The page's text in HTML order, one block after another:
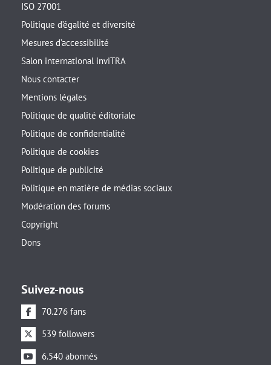
ISO 27001
Politique d’égalité et diversité
Mesures d’accessibilité
Salon international inviTRA
Nous contacter
Mentions légales
Politique de qualité éditoriale
Politique de confidentialité
Politique de cookies
Politique de publicité
Politique en matière de médias sociaux
Modération des forums
Copyright
Dons
Suivez-nous
70.276 fans
539 followers
6.540 abonnés